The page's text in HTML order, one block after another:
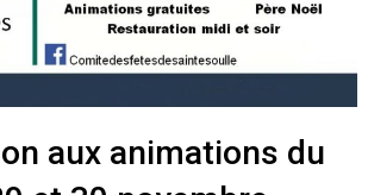
aux animations du